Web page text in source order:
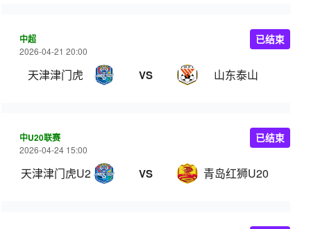
中超
2026-04-21 20:00
天津津门虎 VS 山东泰山
已结束
中U20联赛
2026-04-24 15:00
天津津门虎U20 VS 青岛红狮U20
已结束